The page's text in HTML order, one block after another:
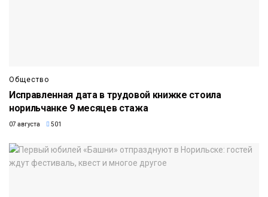
Общество
Исправленная дата в трудовой книжке стоила
норильчанке 9 месяцев стажа
07 августа 501